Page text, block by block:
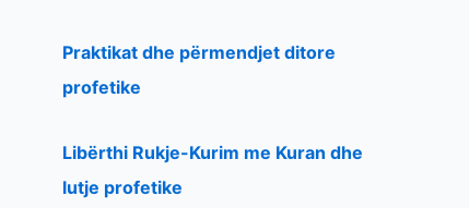
Praktikat dhe përmendjet ditore
profetike
Libërthi Rukje-Kurim me Kuran dhe
lutje profetike